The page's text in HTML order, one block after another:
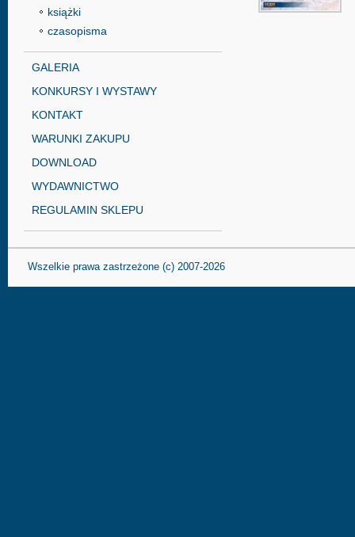
książki
czasopisma
GALERIA
KONKURSY I WYSTAWY
KONTAKT
WARUNKI ZAKUPU
DOWNLOAD
WYDAWNICTWO
REGULAMIN SKLEPU
Wszelkie prawa zastrzeżone (c) 2007-2026